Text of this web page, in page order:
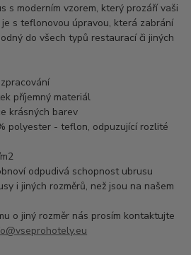
s moderním vzorem, který prozáří vaši
je s teflonovou úpravou, která zabrání
do všech typů restaurací či jiných
příjemný materiál
krásných barev
polyester - teflon, odpuzující rozlité
odpudivá schopnost ubrusu
i jiných rozměrů, než jsou na našem
o jiný rozměr nás prosím kontaktujte